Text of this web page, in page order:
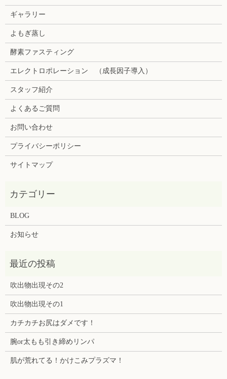
ギャラリー
よもぎ蒸し
酵素ファスティング
エレクトロポレーション （成長因子導入）
スタッフ紹介
よくあるご質問
お問い合わせ
プライバシーポリシー
サイトマップ
BLOG
お知らせ
吹出物出現その2
吹出物出現その1
カチカチお尻はダメです！
腕or太もも引き締めリンパ
肌が荒れてる！かけこみプラズマ！